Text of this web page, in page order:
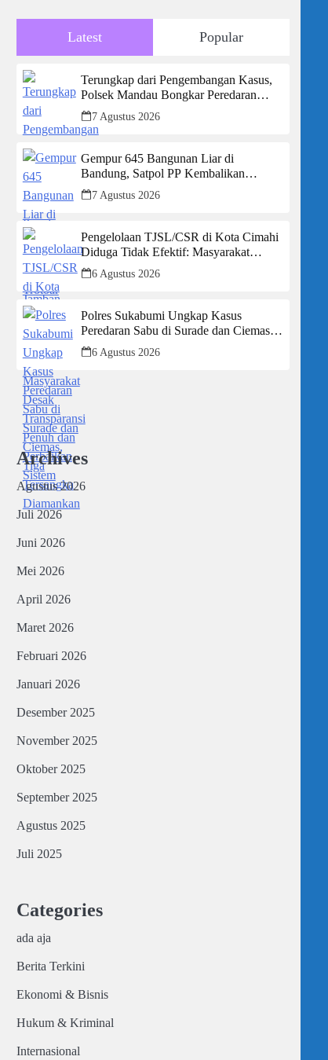
Latest Popular
Terungkap dari Pengembangan Kasus,
Polsek Mandau Bongkar Peredaran
Sabu dan Ekstasi di Air Jamban, Tiga
Pelaku Diamankan
7 Agustus 2026
Gempur 645 Bangunan Liar di
Bandung, Satpol PP Kembalikan
Trotoar untuk Pejalan Kaki
7 Agustus 2026
Pengelolaan TJSL/CSR di Kota Cimahi
Diduga Tidak Efektif: Masyarakat
Desak Transparansi Penuh dan
Perbaikan Sistem
6 Agustus 2026
Polres Sukabumi Ungkap Kasus
Peredaran Sabu di Surade dan Ciemas,
Tiga Tersangka Diamankan
6 Agustus 2026
Archives
Agustus 2026
Juli 2026
Juni 2026
Mei 2026
April 2026
Maret 2026
Februari 2026
Januari 2026
Desember 2025
November 2025
Oktober 2025
September 2025
Agustus 2025
Juli 2025
Categories
ada aja
Berita Terkini
Ekonomi & Bisnis
Hukum & Kriminal
Internasional